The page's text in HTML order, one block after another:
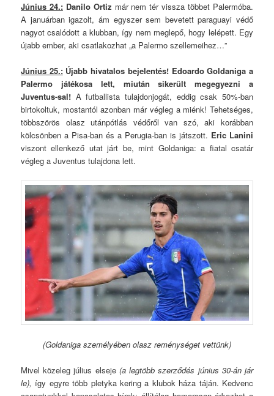
Június 24.: Danilo Ortiz már nem tér vissza többet Palermóba.
A januárban igazolt, ám egyszer sem bevetett paraguayi védő
nagyot csalódott a klubban, így nem meglepő, hogy lelépett. Egy
újabb ember, aki csatlakozhat „a Palermo szellemeihez…”
Június 25.: Újabb hivatalos bejelentés! Edoardo Goldaniga a
Palermo játékosa lett, miután sikerült megegyezni a
Juventus-sal! A futballista tulajdonjogát, eddig csak 50%-ban
birtokoltuk, mostantól azonban már végleg a miénk! Tehetséges,
többszörös olasz utánpótlás védőről van szó, aki korábban
kölcsönben a Pisa-ban és a Perugia-ban is játszott. Eric Lanini
viszont ellenkező utat járt be, mint Goldaniga: a fiatal csatár
végleg a Juventus tulajdona lett.
(Goldaniga személyében olasz reménységet vettünk)
Mivel közeleg július elseje (a legtöbb szerződés június 30-án jár
le), így egyre több pletyka kering a klubok háza táján. Kedvenc